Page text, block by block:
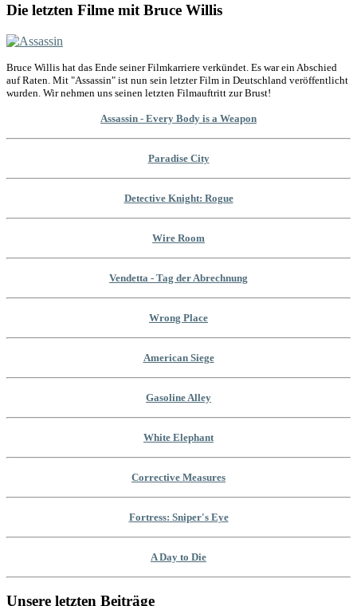
Die letzten Filme mit Bruce Willis
Bruce Willis hat das Ende seiner Filmkarriere verkündet. Es war ein Abschied
auf Raten. Mit "Assassin" ist nun sein letzter Film in Deutschland veröffentlicht
wurden. Wir nehmen uns seinen letzten Filmauftritt zur Brust!
Assassin - Every Body is a Weapon
Paradise City
Detective Knight: Rogue
Wire Room
Vendetta - Tag der Abrechnung
Wrong Place
American Siege
Gasoline Alley
White Elephant
Corrective Measures
Fortress: Sniper's Eye
A Day to Die
Unsere letzten Beiträge